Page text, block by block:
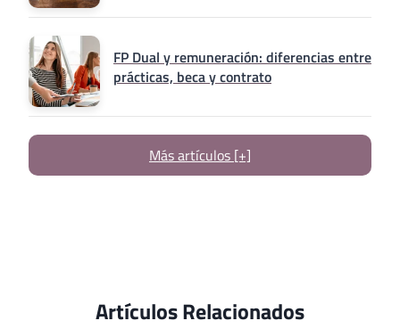
FP Dual y remuneración: diferencias entre
prácticas, beca y contrato
Más artículos [+]
Artículos Relacionados